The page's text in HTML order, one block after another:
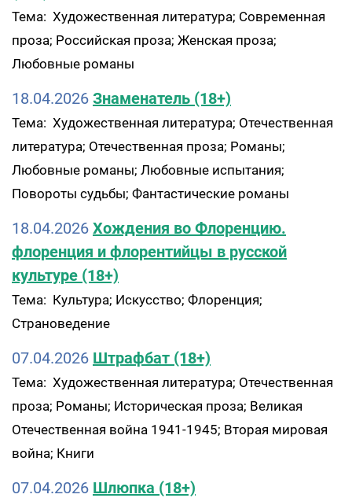
Тема: Художественная литература; Современная
проза; Российская проза; Женская проза;
Любовные романы
18.04.2026 Знаменатель (18+)
Тема: Художественная литература; Отечественная
литература; Отечественная проза; Романы;
Любовные романы; Любовные испытания;
Повороты судьбы; Фантастические романы
18.04.2026 Хождения во Флоренцию.
флоренция и флорентийцы в русской
культуре (18+)
Тема: Культура; Искусство; Флоренция;
Страноведение
07.04.2026 Штрафбат (18+)
Тема: Художественная литература; Отечественная
проза; Романы; Историческая проза; Великая
Отечественная война 1941-1945; Вторая мировая
война; Книги
07.04.2026 Шлюпка (18+)